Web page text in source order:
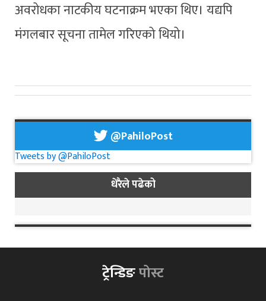
अवरोधका नाटकीय घटनाक्रम भएका थिए। यद्यपि
मंगलबार सूचना तामेल गरिएको थियो।
@PahiloPost
Tweets by @PahiloPost
धेरैले पढेको
ट्रेन्डिङपोस्ट